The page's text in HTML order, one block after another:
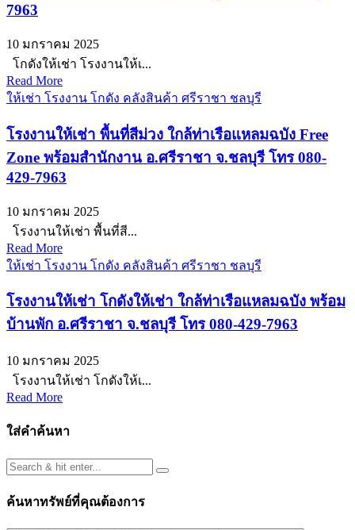
7963
10 มกราคม 2025
โกดังให้เช่า โรงงานให้เ...
Read More
ให้เช่า โรงงาน โกดัง คลังสินค้า ศรีราชา ชลบุรี
โรงงานให้เช่า พื้นที่สีม่วง ใกล้ท่าเรือแหลมฉบัง Free
Zone พร้อมสำนักงาน อ.ศรีราชา จ.ชลบุรี โทร 080-
429-7963
10 มกราคม 2025
โรงงานให้เช่า พื้นที่สี...
Read More
ให้เช่า โรงงาน โกดัง คลังสินค้า ศรีราชา ชลบุรี
โรงงานให้เช่า โกดังให้เช่า ใกล้ท่าเรือแหลมฉบัง พร้อม
บ้านพัก อ.ศรีราชา จ.ชลบุรี โทร 080-429-7963
10 มกราคม 2025
โรงงานให้เช่า โกดังให้เ...
Read More
ใส่คำค้นหา
ค้นหาทรัพย์ที่คุณต้องการ